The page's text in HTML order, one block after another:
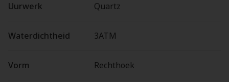
Uurwerk
Quartz
Waterdichtheid 3ATM
Vorm Rechthoek